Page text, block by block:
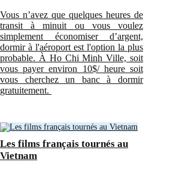
Vous n’avez que quelques heures de
transit à minuit ou vous voulez
simplement économiser d’argent,
dormir à l'aéroport est l'option la plus
probable. À Ho Chi Minh Ville, soit
vous payer environ 10$/ heure soit
vous cherchez un banc à dormir
gratuitement.
Les films français tournés au
Vietnam